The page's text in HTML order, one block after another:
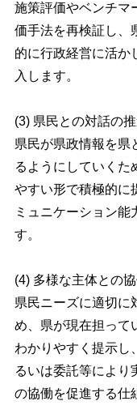
施策評価やベンチマ
価手法を再検証し、
的に行政経営に活か
入します。
(3) 県民との対話の
県民が県政情報を県
るようにしていくた
やすい形で積極的に
ミュニケーション能
す。
(4) 多様な主体との
県民ニーズに適切に
め、県が現在担って
わかりやすく提示し
るいは委託等により
の協働を促進する仕